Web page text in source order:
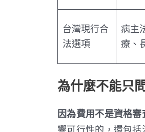
台灣現行合
法選項
病主
療、
為什麼不能只
因為費用不是資格
響可行性的，還包